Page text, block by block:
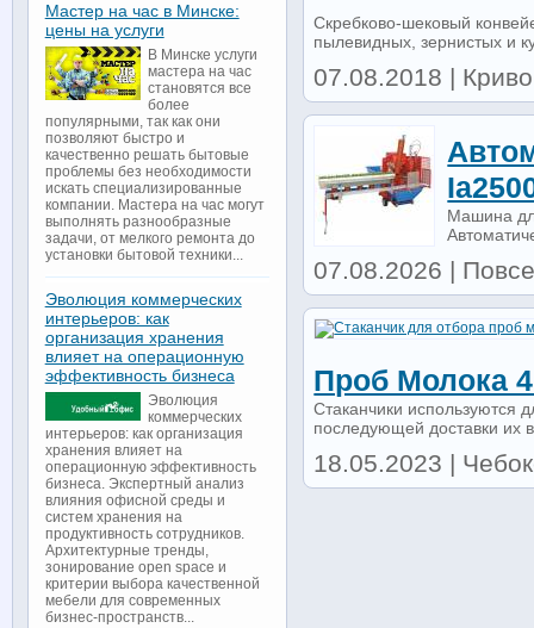
Скребково-шековый
пылевидных, зернистых и
07.08.2018 |
Машина
07.08.2026 |
Проб Молока
Cтаканчики используются
последующей доставки их
18.05.2023 |
Мастер на час в Минске:
цены на услуги
В Минске услуги
мастера на час
становятся все
более
популярными, так как они
позволяют быстро и
качественно решать бытовые
проблемы без необходимости
искать специализированные
компании. Мастера на час могут
выполнять разнообразные
задачи, от мелкого ремонта до
установки бытовой техники...
Эволюция коммерческих
интерьеров: как
организация хранения
влияет на операционную
эффективность бизнеса
Эволюция
коммерческих
интерьеров: как организация
хранения влияет на
операционную эффективность
бизнеса. Экспертный анализ
влияния офисной среды и
систем хранения на
продуктивность сотрудников.
Архитектурные тренды,
зонирование open space и
критерии выбора качественной
мебели для современных
бизнес-пространств...